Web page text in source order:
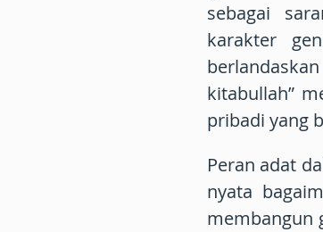
sebagai
karakter
kitabullah”
pribadi yang
Peran adat
nyata
membangun